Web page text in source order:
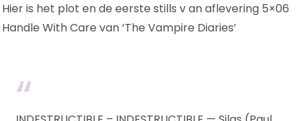
STILLS
Hier is het plot en de eerste stills v an aflevering 5×06
Handle With Care van ‘The Vampire Diaries’